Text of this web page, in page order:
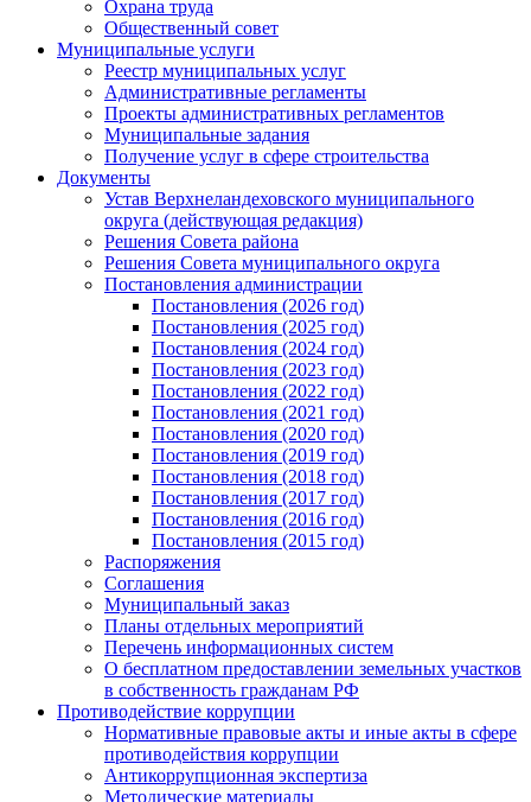
Охрана труда
Общественный совет
Муниципальные услуги
Реестр муниципальных услуг
Административные регламенты
Проекты административных регламентов
Муниципальные задания
Получение услуг в сфере строительства
Документы
Устав Верхнеландеховского муниципального
округа (действующая редакция)
Решения Совета района
Решения Совета муниципального округа
Постановления администрации
Постановления (2026 год)
Постановления (2025 год)
Постановления (2024 год)
Постановления (2023 год)
Постановления (2022 год)
Постановления (2021 год)
Постановления (2020 год)
Постановления (2019 год)
Постановления (2018 год)
Постановления (2017 год)
Постановления (2016 год)
Постановления (2015 год)
Распоряжения
Соглашения
Муниципальный заказ
Планы отдельных мероприятий
Перечень информационных систем
О бесплатном предоставлении земельных участков
в собственность гражданам РФ
Противодействие коррупции
Нормативные правовые акты и иные акты в сфере
противодействия коррупции
Антикоррупционная экспертиза
Методические материалы